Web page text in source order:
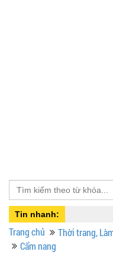
Tin nhanh:
Trang chủ Thời trang,
Cẩm nang